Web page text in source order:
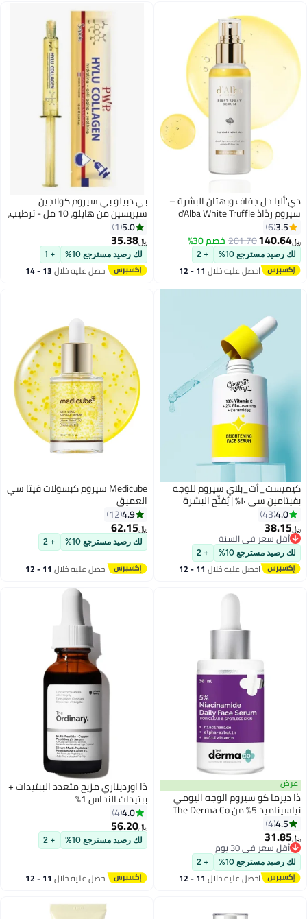
دي'ألبا حل جفاف وبهتان البشرة –
سيروم رذاذ d'Alba White Truffle
100ml لترطيب فوري وتغذية
ولمعان صحي
3.5
6
﷼‏140.64
201.70خصم 30%
لك رصيد مسترجع 10% + 2
احصل عليه خلال 11 - 12
بي دبيلو بي سيروم كولاجين
سيريسين من هايلو، 10 مل - ترطيب،
شد البشرة، ودعم مرونتها
5.0
1
﷼‏35.38
لك رصيد مسترجع 10% + 1
احصل عليه خلال 13 - 14
كيميست_أت_بلاي سيروم للوجه
بفيتامين سي ١٠٪ | يُفتّح البشرة
ويُضفي عليها إشراقة | يُخفّف البقع
الداكنة | يُعالج فرط التصبغ | يُوازن
إنتاج الميلانين | حمض الأسكوربيك
الإيثيلي والجلوكوزامين | لجميع أنواع
البشرة، ٣٠ مل
4.0
43
﷼‏38.15
أقل سعر في السنة
أقل سعر في السنة
لك رصيد مسترجع 10% + 2
احصل عليه خلال 11 - 12
Medicube سيروم كبسولات فيتا سي
العميق
4.9
12
﷼‏62.15
لك رصيد مسترجع 10% + 2
احصل عليه خلال 11 - 12
عرض
ذا ديرما كو سيروم الوجه اليومي
نياسيناميد 5% من The Derma Co
مع ألفا أربوتين والفيتامينات
المتعددة لبشرة صافية وخالية من
البقع - 30 مل
4.5
4
﷼‏31.85
أقل سعر في 30 يوم
أقل سعر في 30 يوم
لك رصيد مسترجع 10% + 2
احصل عليه خلال 11 - 12
ذا اورديناري مزيج متعدد الببتيدات +
ببتيدات النحاس 1%
4.0
4
﷼‏56.20
لك رصيد مسترجع 10% + 2
احصل عليه خلال 11 - 12